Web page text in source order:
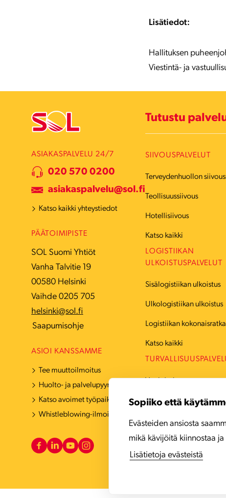
Sopiiko että
Evästeiden ansiosta
mikä kävijöitä kiinnostaa
Lisätietoja evästeistä
Lisätiedot:
Hallituksen
Viestintä- ja
ASIAKASPALVELU 24/7
020 570 0200
asiakaspalvelu@sol.fi
Katso kaikki yhteystiedot
PÄÄTOIMIPISTE
SOL Suomi Yhtiöt
Vanha Talvitie 19
00580 Helsinki
Vaihde 0205 705
helsinki@sol.fi
Saapumisohje
ASIOI KANSSAMME
Tee muuttoilmoitus
Huolto- ja palvelupyyntö
Katso avoimet työpaikat
Whistleblowing-ilmoituskanava
Tutustu
SIIVOUSPALVELUT
Terveydenhuollon
Teollisuussiivous
Hotellisiivous
Katso kaikki
LOGISTIIKAN
ULKOISTUSPALVELUT
Sisälogistiikan ulkoistus
Ulkologistiikan ulkoistus
Logistiikan
Katso kaikki
Hälytyskeskuspalvelut
Turvatekniikka
Katso kaikki